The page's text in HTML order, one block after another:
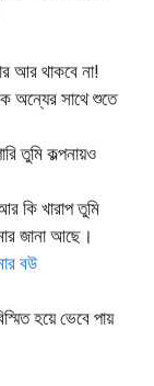
আর থাকবে না!
অন্যের সাথে শুতে
তুমি কল্পনায়ও
কি খারাপ তুমি
জানা আছে।
বউ
হয়ে ভেবে পায়